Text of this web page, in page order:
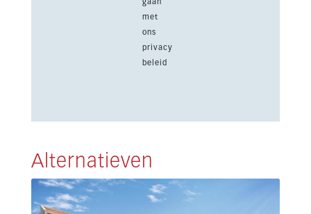
met
ons
privacy
beleid
Alternatieven